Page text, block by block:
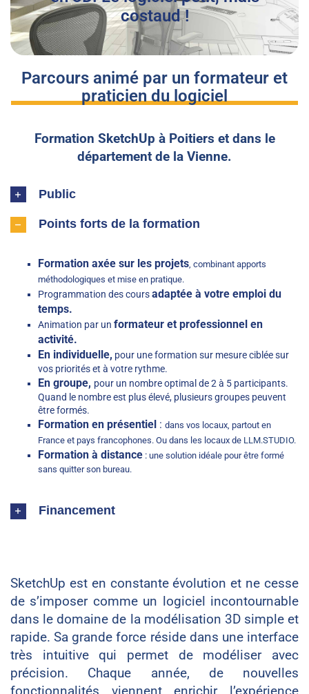
costaud !
Parcours animé par un formateur et
praticien du logiciel
Formation SketchUp à Poitiers et dans le
département de la Vienne.
Public
Points forts de la formation
Formation axée sur les projets, combinant apports
méthodologiques et mise en pratique.
Programmation des coursadaptée à votre emploi du
temps.
Animation par un formateur et professionnel en
activité.
En individuelle, pour une formation sur mesure ciblée sur
vos priorités et à votre rythme.
En groupe, pour un nombre optimal de 2 à 5 participants.
Quand le nombre est plus élevé, plusieurs groupes peuvent
être formés.
Formation en présentiel: dans vos locaux, partout en
France et pays francophones. Ou dans les locaux de LLM.STUDIO.
Formation à distance: une solution idéale pour être formé
sans quitter son bureau.
Financement
SketchUp est en constante évolution et ne cesse
de s’imposer comme un logiciel incontournable
dans le domaine de la modélisation 3D simple et
rapide. Sa grande force réside dans une interface
très intuitive qui permet de modéliser avec
précision. Chaque année, de nouvelles